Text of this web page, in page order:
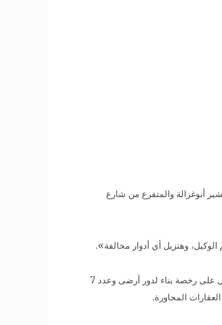
أبوغزالة والمتفرع من شارع
وهنزيل أي أدوار مخالفة».
وتبين للجنة الهنسية أن العقار المكون من دور أرضى وعدد 9 أدوار علوية، صادر له قرار إزالة للدورين الثامن والتاسع المخالفين، وأنه حاصل على رخصة بناء لدور أرضى وعدد 7
المجاورة.